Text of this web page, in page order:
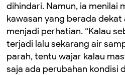
dihindari. Namun, ia menilai
kawasan yang berada
menjadi perhatian. “Kalau
terjadi lalu sekarang air
parah, tentu wajar kalau
saja ada perubahan kondisi